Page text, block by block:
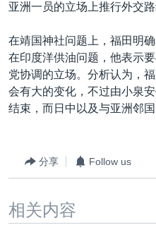
亚洲一员的立场上推行外交路
在靖国神社问题上，福田明
在印度洋供油问题，他表示
党协调的立场。分析认为，
会有大的变化，不过由小泉
结束，而日中以及与亚洲邻
分享 Follow us
相关内容